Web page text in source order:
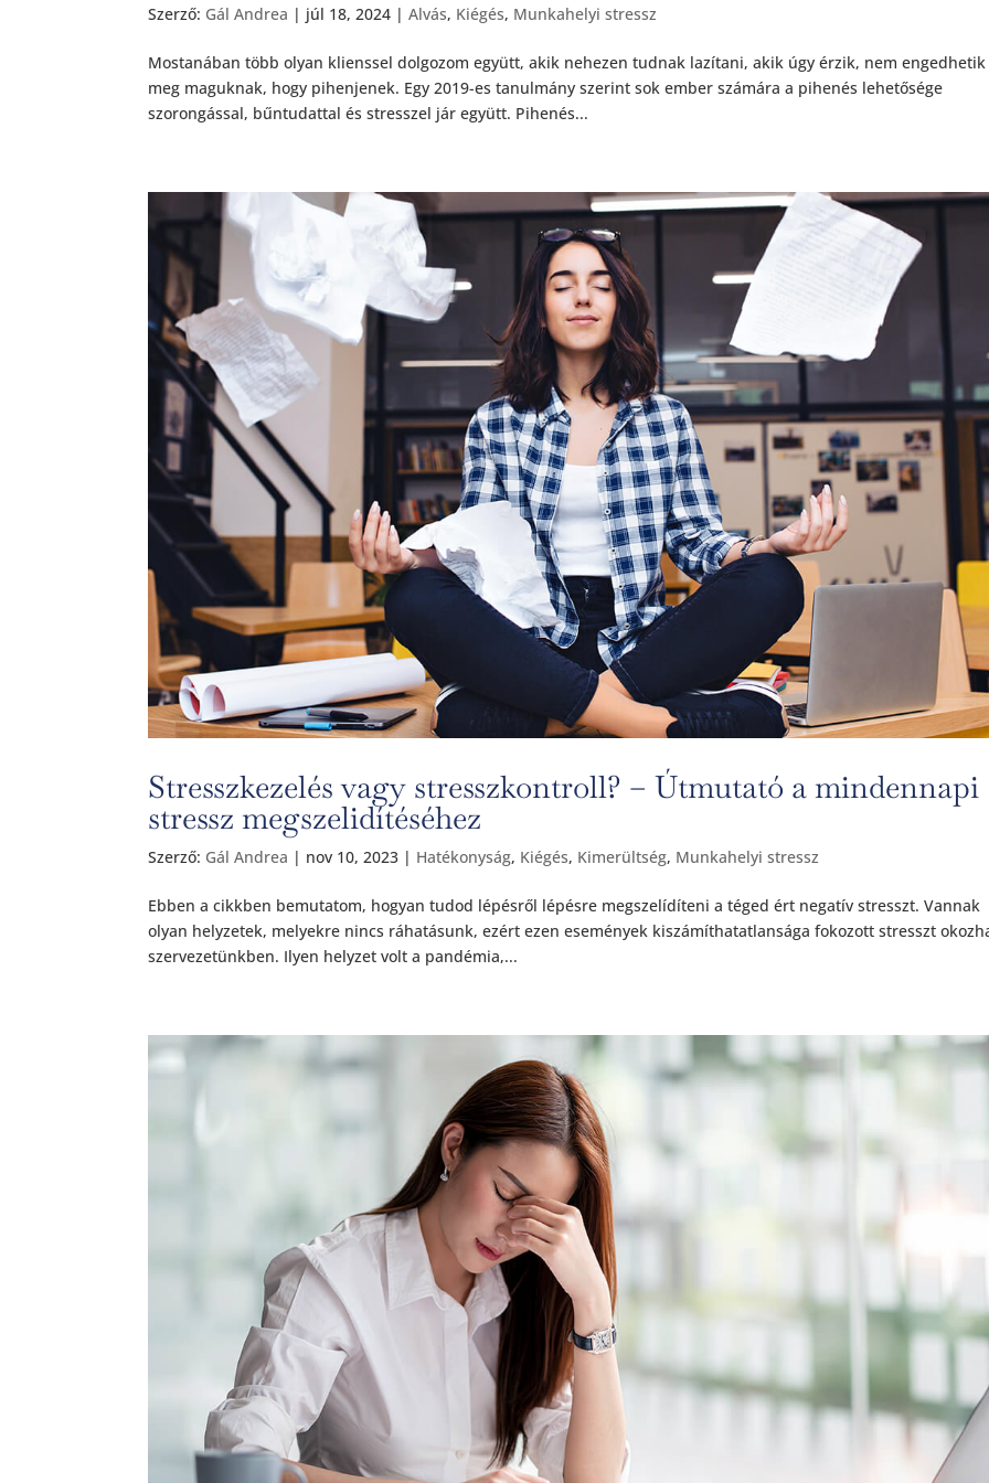
Szerző: Gál Andrea | júl 18, 2024 |Alvás, Kiégés, Munkahelyi stressz
Mostanában több olyan klienssel dolgozom együtt, akik nehezen tudnak lazítani, akik úgy érzik, nem engedhetik
meg maguknak, hogy pihenjenek. Egy 2019-es tanulmány szerint sok ember számára a pihenés lehetősége
szorongással, bűntudattal és stresszel jár együtt. Pihenés...
Stresszkezelés vagy stresszkontroll? – Útmutató a mindennapi
stressz megszelidítéséhez
Szerző: Gál Andrea | nov 10, 2023 | Hatékonyság, Kiégés, Kimerültség, Munkahelyi stressz
Ebben a cikkben bemutatom, hogyan tudod lépésről lépésre megszelídíteni a téged ért negatív stresszt. Vannak
olyan helyzetek, melyekre nincs ráhatásunk, ezért ezen események kiszámíthatatlansága fokozott stresszt
szervezetünkben. Ilyen helyzet volt a pandémia,...